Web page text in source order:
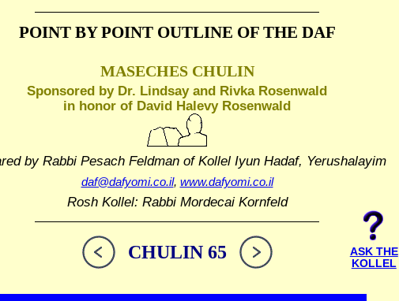
POINT BY POINT OUTLINE OF THE DAF
MASECHES CHULIN
Sponsored by Dr. Lindsay and Rivka Rosenwald
in honor of David Halevy Rosenwald
by Rabbi Pesach Feldmanof Kollel Iyun Hadaf, Yerushalayim
daf@dafyomi.co.il, www.dafyomi.co.il
Rosh Kollel: Rabbi Mordecai Kornfeld
CHULIN 65
ASK THE
KOLLEL